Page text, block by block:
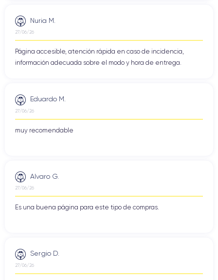
Nuria M.
27/06/26
Página accesible, atención rápida en caso de incidencia,
información adecuada sobre el modo y hora de entrega.
Eduardo M.
27/06/26
muy recomendable
Alvaro G.
27/06/26
Es una buena página para este tipo de compras.
Sergio D.
27/06/26